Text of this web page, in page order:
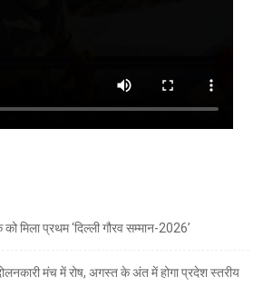
मिला प्रथम ‘दिल्ली गौरव सम्मान-2026’
मंच में रोष, अगस्त के अंत में होगा प्रदेश स्तरीय